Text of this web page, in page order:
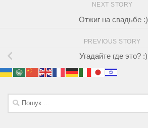
NEXT STORY
Отжиг на свадьбе :)
PREVIOUS STORY
Угадайте где это? :)
Пошук: